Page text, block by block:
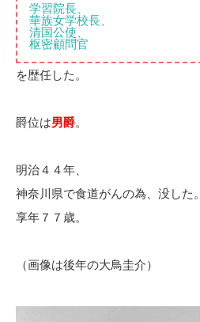
学習院長、
華族女学校長、
清国公使、
枢密顧問官
を歴任した。
爵位は男爵。
明治４４年、
神奈川県で食道がんの為、没した。
享年７７歳。
（画像は後年の大鳥圭介）